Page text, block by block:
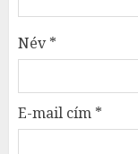
Név*
E-mail cím *